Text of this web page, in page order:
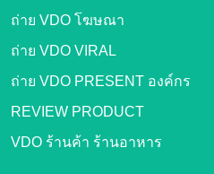
ถ่าย VDO โฆษณา
ถ่าย VDO VIRAL
ถ่าย VDO PRESENT องค์กร
REVIEW PRODUCT
VDO ร้านค้า ร้านอาหาร